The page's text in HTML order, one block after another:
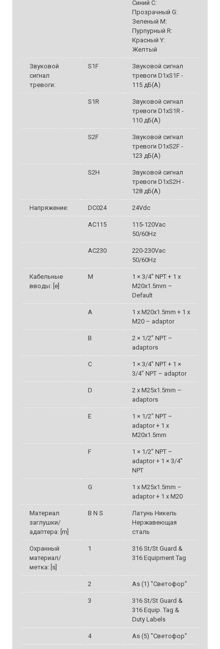
Синий C:
Прозрачный G:
Зеленый M:
Пурпурный R:
Красный Y:
Желтый
Звуковой
сигнал
тревоги:
S1F
Звуковой сигнал
тревоги D1xS1F -
115 дБ(A)
S1R
Звуковой сигнал
тревоги D1xS1R -
110 дБ(A)
S2F
Звуковой сигнал
тревоги D1xS2F -
123 дБ(A)
S2H
Звуковой сигнал
тревоги D1xS2H -
128 дБ(A)
Напряжение: DC024 24Vdc
AC115
115-120Vac
50/60Hz
AC230
220-230Vac
50/60Hz
Кабельные
вводы: [e]
M
1 × 3/4" NPT + 1 x
M20x1.5mm –
Default
A
1 x M20x1.5mm + 1 x
M20 – adaptor
B
2 × 1/2” NPT –
adaptors
C
1 × 3/4" NPT + 1 ×
3/4" NPT – adaptor
D
2 x M25x1.5mm –
adaptors
E
1 × 1/2" NPT –
adaptor + 1 x
M20x1.5mm
F
1 × 1/2" NPT –
adaptor + 1 × 3/4"
NPT
G
1 x M25x1.5mm –
adaptor + 1 x M20
Материал
заглушки/
адаптера: [m]
B N S
Латунь Никель
Нержавеющая
сталь
Охранный
материал/
метка: [s]
1
316 St/St Guard &
316 Equipment Tag
2 As (1) "Светофор"
3
316 St/St Guard &
316 Equip. Tag &
Duty Labels
4 As (5) "Светофор"